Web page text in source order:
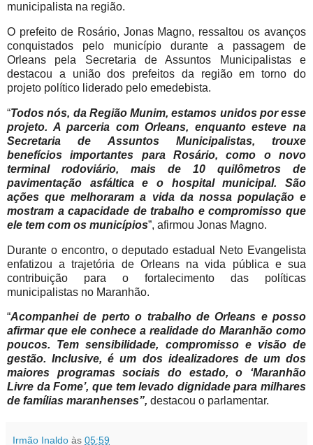
municipalista na região.
O prefeito de Rosário, Jonas Magno, ressaltou os avanços
conquistados pelo município durante a passagem de
Orleans pela Secretaria de Assuntos Municipalistas e
destacou a união dos prefeitos da região em torno do
projeto político liderado pelo emedebista.
“Todos nós, da Região Munim, estamos unidos por esse
projeto. A parceria com Orleans, enquanto esteve na
Secretaria de Assuntos Municipalistas, trouxe
benefícios importantes para Rosário, como o novo
terminal rodoviário, mais de 10 quilômetros de
pavimentação asfáltica e o hospital municipal. São
ações que melhoraram a vida da nossa população e
mostram a capacidade de trabalho e compromisso que
ele tem com os municípios”, afirmou Jonas Magno.
Durante o encontro, o deputado estadual Neto Evangelista
enfatizou a trajetória de Orleans na vida pública e sua
contribuição para o fortalecimento das políticas
municipalistas no Maranhão.
“Acompanhei de perto o trabalho de Orleans e posso
afirmar que ele conhece a realidade do Maranhão como
poucos. Tem sensibilidade, compromisso e visão de
gestão. Inclusive, é um dos idealizadores de um dos
maiores programas sociais do estado, o ‘Maranhão
Livre da Fome’, que tem levado dignidade para milhares
de famílias maranhenses”, destacou o parlamentar.
Irmão Inaldo às 05:59